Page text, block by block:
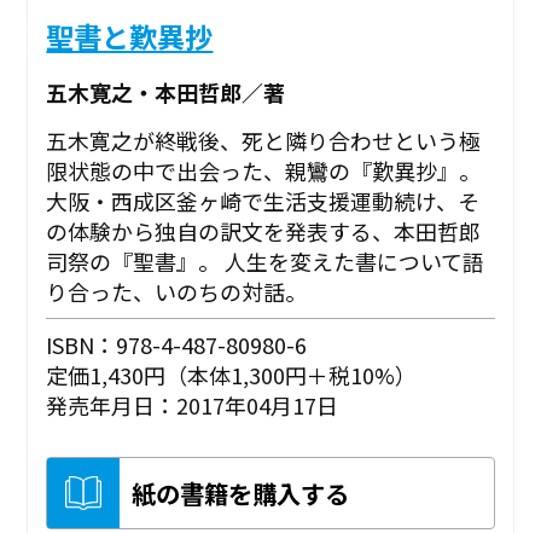
聖書と歎異抄
五木寛之・本田哲郎／著
五木寛之が終戦後、死と隣り合わせという極
限状態の中で出会った、親鸞の『歎異抄』。
大阪・西成区釜ヶ崎で生活支援運動続け、そ
の体験から独自の訳文を発表する、本田哲郎
司祭の『聖書』。 人生を変えた書について語
り合った、いのちの対話。
ISBN：978-4-487-80980-6
定価1,430円（本体1,300円＋税10%）
発売年月日：2017年04月17日
紙の書籍を購入する